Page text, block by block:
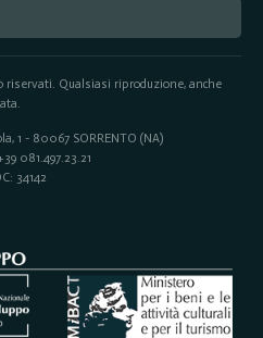
Qualsiasi riproduzione, anche
1 - 80067 SORRENTO (NA)
081.497.23.21
34142